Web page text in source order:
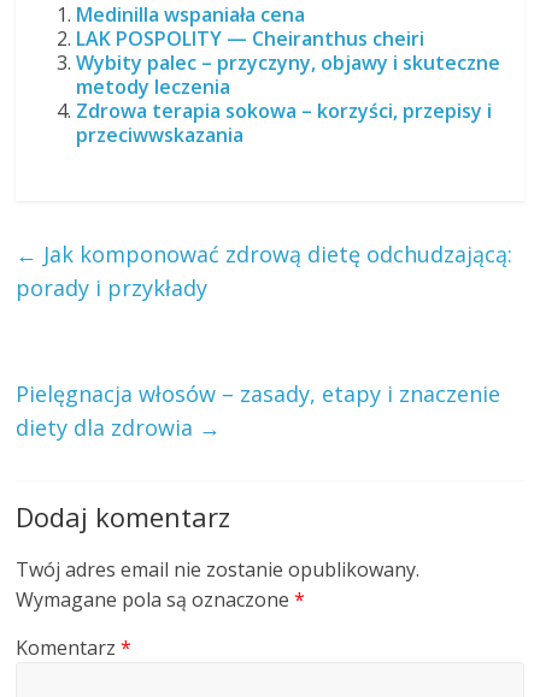
Medinilla wspaniała cena
LAK POSPOLITY — Cheiranthus cheiri
Wybity palec – przyczyny, objawy i skuteczne
metody leczenia
Zdrowa terapia sokowa – korzyści, przepisy i
przeciwwskazania
← Jak komponować zdrową dietę odchudzającą:
porady i przykłady
Pielęgnacja włosów – zasady, etapy i znaczenie
diety dla zdrowia →
Dodaj komentarz
Twój adres email nie zostanie opublikowany.
Wymagane pola są oznaczone*
Komentarz*